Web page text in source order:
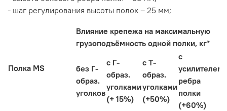
- шаг регулирования высоты полок – 25 мм;
Полка MS
Влияние крепежа на максимальную
грузоподъёмность одной полки, кг*
без Г-
образ.
уголков
с Г-
образ.
уголками
(+ 15%)
с Т-
образ.
уголками
(+50%)
с
усилителем
ребра
полки
(+60%)